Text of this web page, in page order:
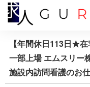
【年間休日113日★
一部上場 エムスリー
施設内訪問看護のお